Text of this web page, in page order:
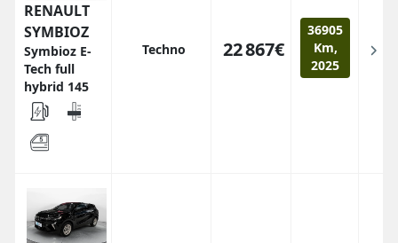
RENAULT
SYMBIOZ
Symbioz E-
Tech full
hybrid 145
Techno 22 867€
36905
Km,
2025